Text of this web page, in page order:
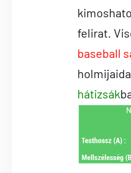
felirat.
baseball
hátizsák